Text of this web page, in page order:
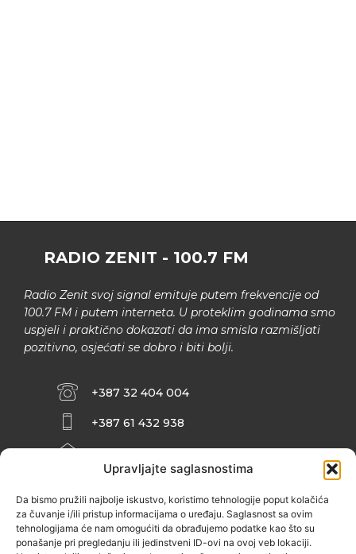
Upravljajte saglasnostima
Da bismo pružili najbolje iskustvo, koristimo tehnologije poput kolačića
za čuvanje i/ili pristup informacijama o uređaju. Saglasnost sa ovim
tehnologijama će nam omogućiti da obrađujemo podatke kao što su
ponašanje pri pregledanju ili jedinstveni ID-ovi na ovoj veb lokaciji.
RADIO ZENIT - 100.7 FM
Radio Zenit svoj signal emituje putem frekvencije od
100.7 FM i putem interneta. U proteklim godinama smo
uspjeli i praktično dokazati da ima smisla razmišljati
pozitivno, osjećati se dobro i biti bolji.
+387 32 404 004
+387 61 432 938
INFO@ZENIT.BA
ZENIČANKA, 3. SPRAT), 72000 ZENICA